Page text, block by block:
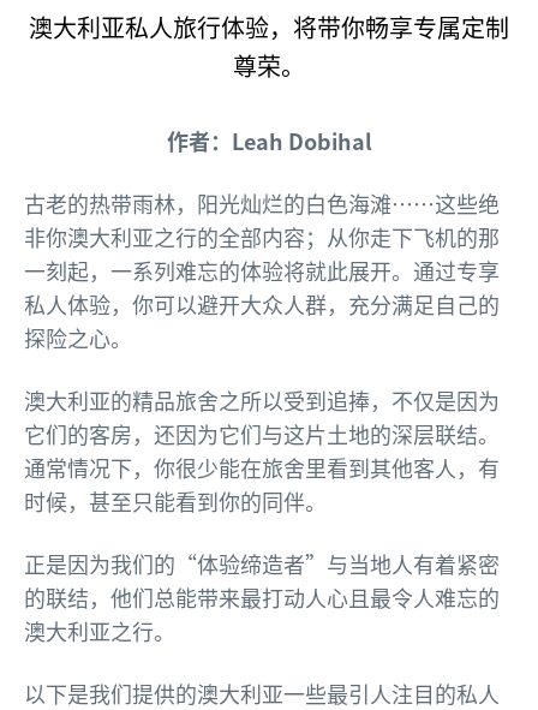
澳大利亚私人旅行体验，将带你畅享专属定制
尊荣。
作者：Leah Dobihal
古老的热带雨林，阳光灿烂的白色海滩……这些绝
非你澳大利亚之行的全部内容；从你走下飞机的那
一刻起，一系列难忘的体验将就此展开。通过专享
私人体验，你可以避开大众人群，充分满足自己的
探险之心。
澳大利亚的精品旅舍之所以受到追捧，不仅是因为
它们的客房，还因为它们与这片土地的深层联结。
通常情况下，你很少能在旅舍里看到其他客人，有
时候，甚至只能看到你的同伴。
正是因为我们的“体验缔造者”与当地人有着紧密
的联结，他们总能带来最打动人心且最令人难忘的
澳大利亚之行。
以下是我们提供的澳大利亚一些最引人注目的私人